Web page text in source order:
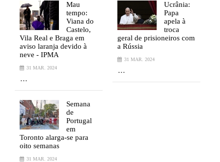
Mau
tempo:
Viana do
Castelo,
Vila Real e Braga em
aviso laranja devido à
neve - IPMA
31 MAR. 2024
...
Semana
de
Portugal
em
Toronto alarga-se para
oito semanas
31 MAR. 2024
Ucrânia:
Papa
apela à
troca
geral de prisioneiros com
a Rússia
31 MAR. 2024
...